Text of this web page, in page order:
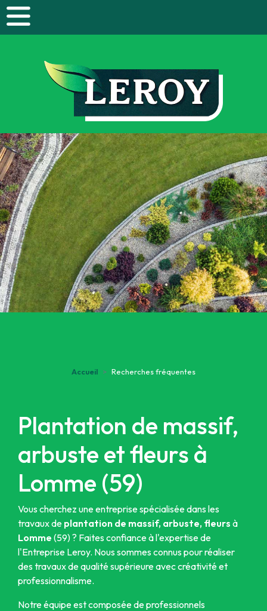
Panneau de gestion des cookies
Accueil Recherches fréquentes
Plantation de massif,
arbuste et fleurs à
Lomme (59)
Vous cherchez une entreprise spécialisée dans les
travaux de plantation de massif, arbuste, fleurs à
Lomme (59) ? Faites confiance à l'expertise de
l'Entreprise Leroy. Nous sommes connus pour réaliser
des travaux de qualité supérieure avec créativité et
professionnalisme.
Notre équipe est composée de professionnels